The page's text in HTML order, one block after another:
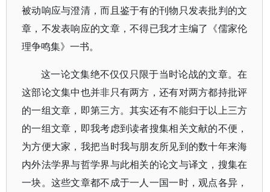
被动响应与澄清，而且鉴于有的刊物只发表批判的文
章，不发表响应的文章，不得已我才主编了《儒家伦
理争鸣集》一书。
这一论文集绝不仅仅只限于当时论战的文章。在
这部论文集中也并非只有两方，还有对两方都持批评
的一组文章，即第三方。其实还有不能归于以上三方
的一组文章，即我考虑到读者搜集相关文献的不便，
为方便大家，我把当时我与朋友所见到的数十年来海
内外法学界与哲学界与此相关的论文与译文，搜集在
一块。这些文章都不成于一人一国一时，观点各异，